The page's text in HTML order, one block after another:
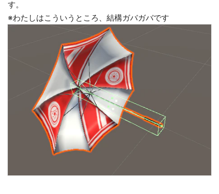
す。
※わたしはこういうところ、結構ガバガバです